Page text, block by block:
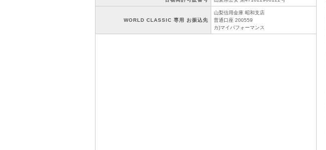
WORLD CLASSIC 専用 お振込先
山梨信用金庫 昭和支店
普通口座 200559
カ)マイパフォーマンス